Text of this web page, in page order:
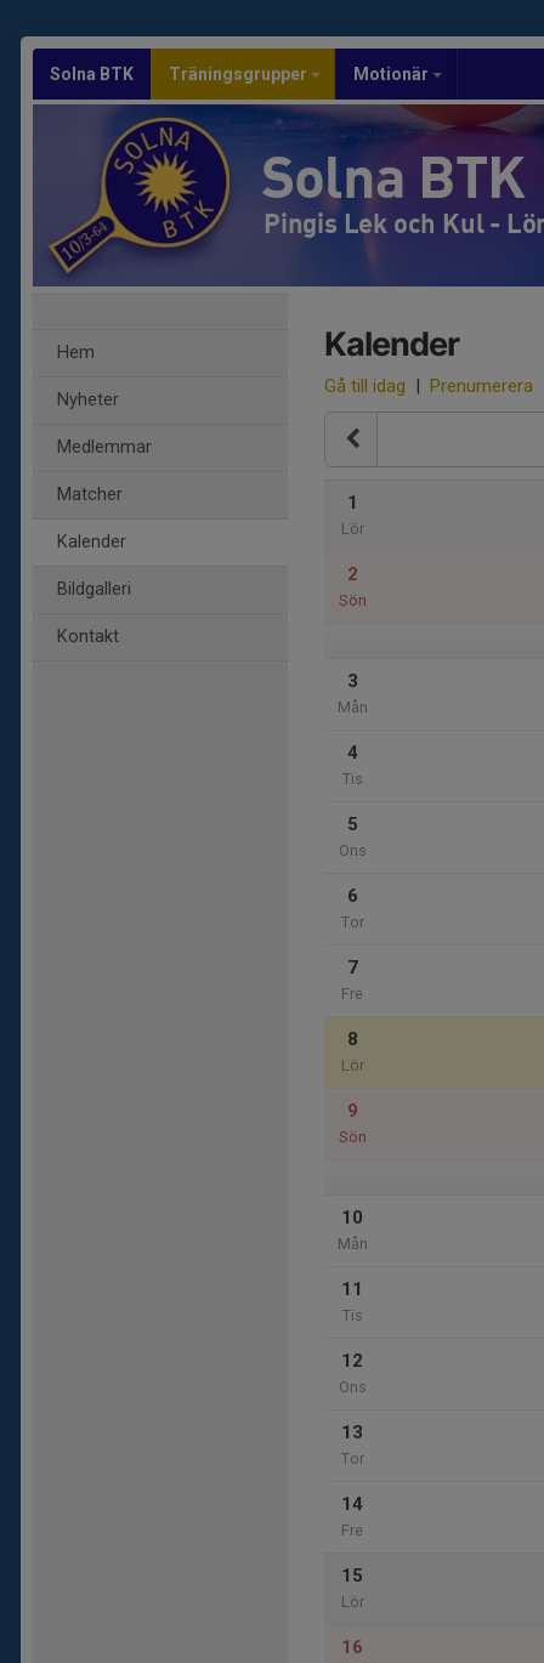
Solna BTK Träningsgrupper Motionär
Solna BTK
Pingis Lek och Kul -
Hem
Nyheter
Medlemmar
Matcher
Kalender
Bildgalleri
Kontakt
Kalender
Gå till idag | Prenumerera
1
Lör
2
Sön
3
Mån
4
Tis
5
Ons
6
Tor
7
Fre
8
Lör
9
Sön
10
Mån
11
Tis
12
Ons
13
Tor
14
Fre
15
Lör
16